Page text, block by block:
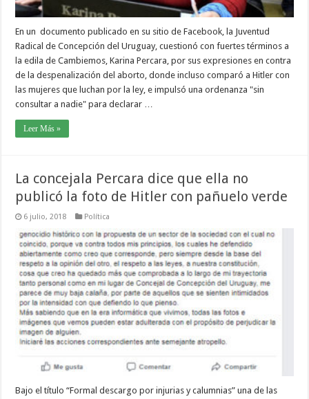
En un documento publicado en su sitio de Facebook, la Juventud
Radical de Concepción del Uruguay, cuestionó con fuertes términos a
la edila de Cambiemos, Karina Percara, por sus expresiones en contra
de la despenalización del aborto, donde incluso comparó a Hitler con
las mujeres que luchan por la ley, e impulsó una ordenanza "sin
consultar a nadie" para declarar …
Leer Más »
La concejala Percara dice que ella no
publicó la foto de Hitler con pañuelo verde
6 julio, 2018 Política
Bajo el título “Formal descargo por injurias y calumnias” una de las